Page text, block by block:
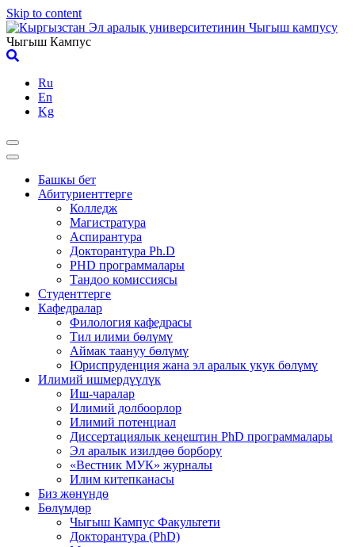
Skip to content
Чыгыш Кампус
Ru
En
Kg
Башкы бет
Абитуриенттерге
Колледж
Магистратура
Аспирантура
Докторантура Ph.D
PHD программалары
Тандоо комиссиясы
Студенттерге
Кафедралар
Филология кафедрасы
Тил илими бөлүмү
Аймак таануу бөлүмү
Юриспруденция жана эл аралык укук бөлүмү
Илимий ишмердүүлүк
Иш-чаралар
Илимий долбоорлор
Илимий потенциал
Диссертациялык кеңештин PhD программалары
Эл аралык изилдөө борбору
«Вестник МУК» журналы
Илим китепканасы
Биз жөнүндө
Бөлүмдөр
Чыгыш Кампус Факультети
Докторантура (PhD)